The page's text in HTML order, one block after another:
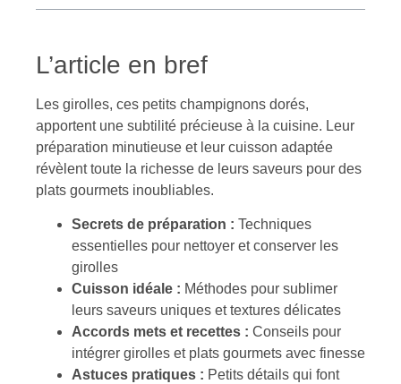
L’article en bref
Les girolles, ces petits champignons dorés,
apportent une subtilité précieuse à la cuisine. Leur
préparation minutieuse et leur cuisson adaptée
révèlent toute la richesse de leurs saveurs pour des
plats gourmets inoubliables.
Secrets de préparation : Techniques
essentielles pour nettoyer et conserver les
girolles
Cuisson idéale : Méthodes pour sublimer
leurs saveurs uniques et textures délicates
Accords mets et recettes : Conseils pour
intégrer girolles et plats gourmets avec finesse
Astuces pratiques : Petits détails qui font